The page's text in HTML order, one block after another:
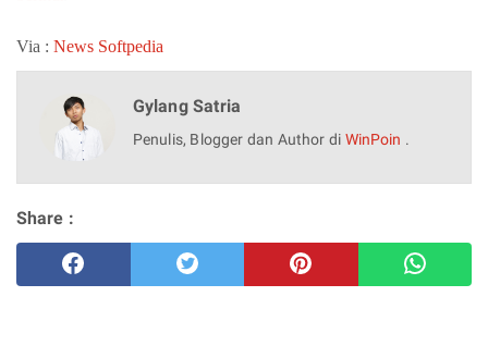
Via :News Softpedia
Gylang Satria
Penulis, Blogger dan Author di WinPoin .
Share :